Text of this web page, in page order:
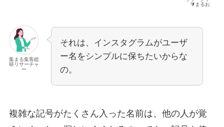
🔰まるお
集まる集客総
研リサーチャ
ー
それは、インスタグラムがユーザ
ー名をシンプルに保ちたいからな
の。
複雑な記号がたくさん入った名前は、他の人が覚